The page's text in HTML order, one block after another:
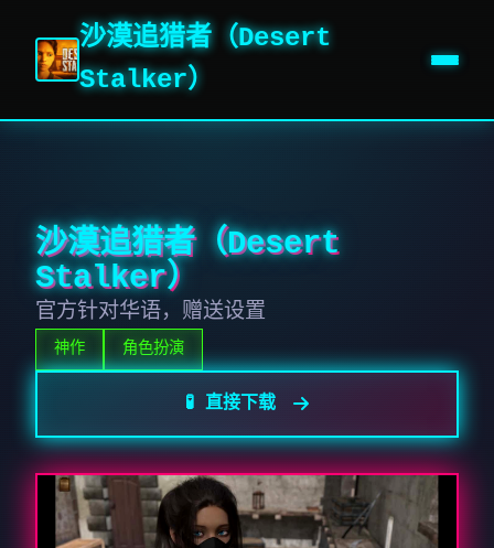
沙漠追猎者（Desert
Stalker）
沙漠追猎者（Desert
Stalker）
官方针对华语，赠送设置
神作 角色扮演
🧪 直接下载